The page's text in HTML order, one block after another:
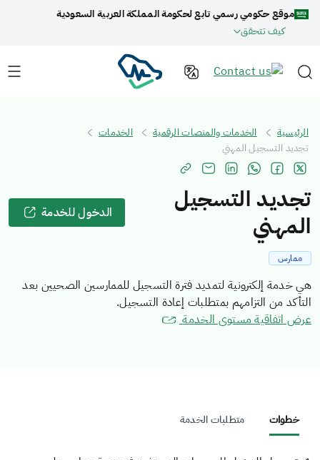
موقع حكومي رسمي تابع لحكومة المملكة العربية السعودية
كيف تتحقق
الرئيسية الخدمات والمنصات الرقمية
الخدمات
تجديد التسجيل المهني
تجديد التسجيل
المهني
الدخول للخدمة
ممارس
هي خدمة إلكترونية لتمديد فترة التسجيل للممارسين الصحيين بعد
التأكد من التزامهم بمتطلبات إعادة التسجيل.
عرض اتفاقية مستوى الخدمة
خطوات متطلبات الخدمة